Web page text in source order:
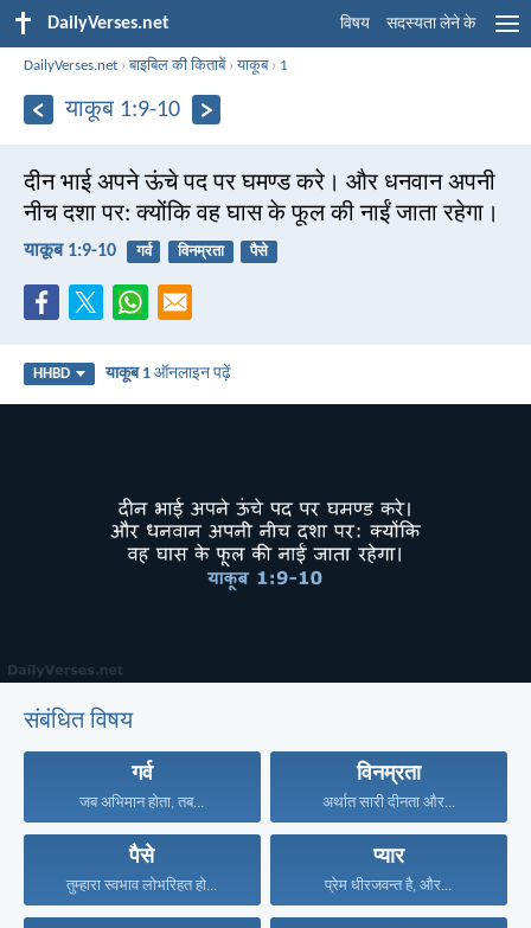
DailyVerses.net विषय सदस्यता लेने के
DailyVerses.net ›बाइबिल की किताबें›याकूब› 1
याकूब 1:9-10
दीन भाई अपने ऊंचे पद पर घमण्ड करे। और धनवान अपनी
नीच दशा पर: क्योंकि वह घास के फूल की नाईं जाता रहेगा।
याकूब 1:9-10 गर्व विनम्रता पैसे
HHBD याकूब 1 ऑनलाइन पढ़ें
संबंधित विषय
गर्व
जब अभिमान होता, तब...
विनम्रता
अर्थात सारी दीनता और...
पैसे
तुम्हारा स्वभाव लोभरिहत हो...
प्यार
प्रेम धीरजवन्त है, और...